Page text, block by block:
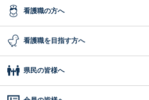
会長あいさつ
協会概要
沿革
委員会活動
看護職の方へ
看護職の方へ
認定看護管理者教育課程
看護職を目指す方へ
看護職を目指す方へ
県民の皆様へ
県民の皆様へ